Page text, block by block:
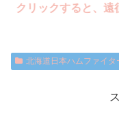
ックすると、遠征や
北海道日本ハムファイタ